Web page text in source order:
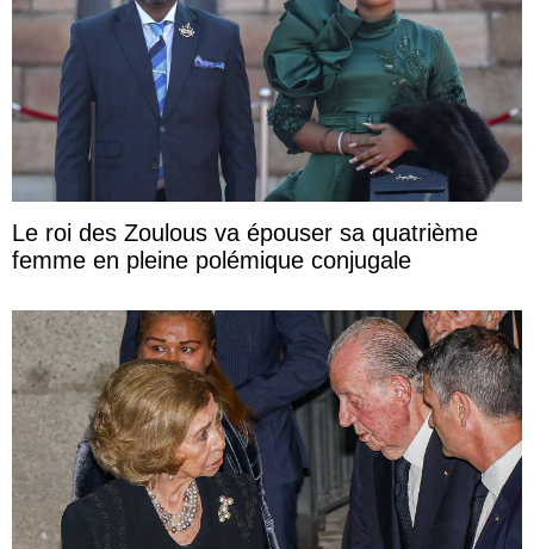
Le roi des Zoulous va épouser sa quatrième
femme en pleine polémique conjugale